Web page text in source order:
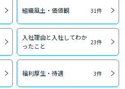
組織風土・価値観 31件
入社理由と入社してわか
ったこと
23件
福利厚生・待遇 3件